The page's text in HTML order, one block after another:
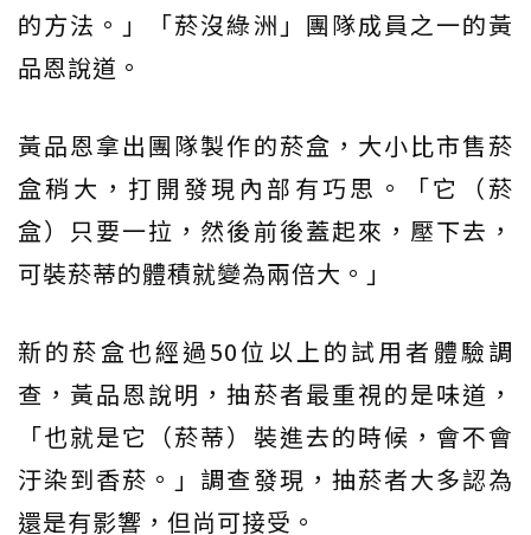
的方法。」「菸沒綠洲」團隊成員之一的黃
品恩說道。
黃品恩拿出團隊製作的菸盒，大小比市售菸
盒稍大，打開發現內部有巧思。「它（菸
盒）只要一拉，然後前後蓋起來，壓下去，
可裝菸蒂的體積就變為兩倍大。」
新的菸盒也經過50位以上的試用者體驗調
查，黃品恩說明，抽菸者最重視的是味道，
「也就是它（菸蒂）裝進去的時候，會不會
汙染到香菸。」調查發現，抽菸者大多認為
還是有影響，但尚可接受。